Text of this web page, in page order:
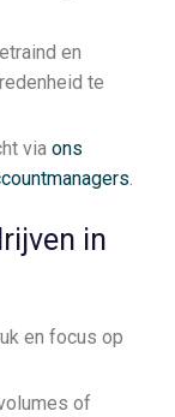
en
te
via ons
.
in
en focus op
of